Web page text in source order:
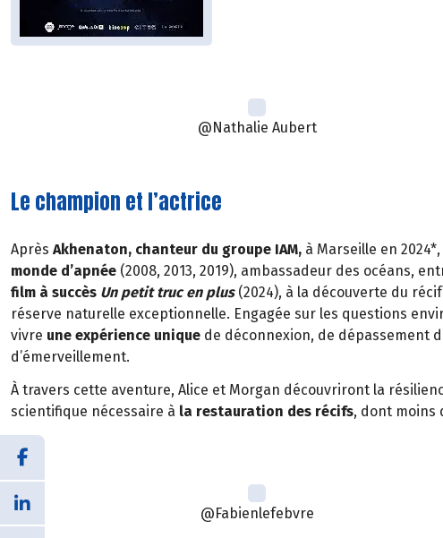
@Nathalie Aubert
Le champion et l’actrice
Après Akhenaton, chanteur du groupe IAM, à Marseille en 2024*,
monde d’apnée (2008, 2013, 2019), ambassadeur des océans,
film à succès Un petit truc en plus(2024), à la découverte du
réserve naturelle exceptionnelle. Engagée sur les questions
vivre une expérience unique de déconnexion, de dépassement
d’émerveillement.
À travers cette aventure, Alice et Morgan découvriront la
scientifique nécessaire à la restauration des récifs, dont moins
@Fabienlefebvre